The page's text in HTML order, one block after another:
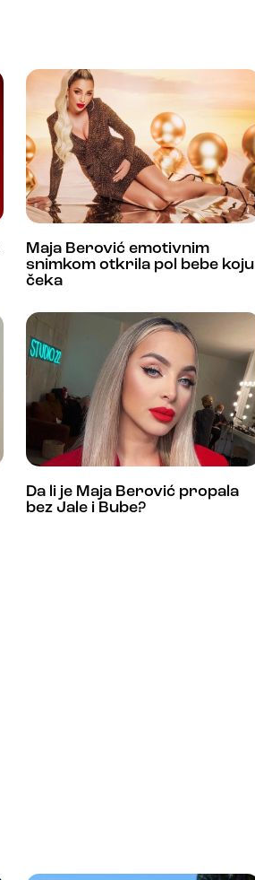
Maja Berović emotivnim
snimkom otkrila pol bebe koju
čeka
Da li je Maja Berović propala
bez Jale i Bube?